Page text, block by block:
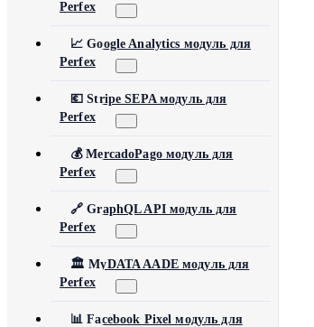
Perfex
📈 Google Analytics модуль для
Perfex
💶 Stripe SEPA модуль для
Perfex
💰 MercadoPago модуль для
Perfex
🔗 GraphQL API модуль для
Perfex
🏛️ MyDATA AADE модуль для
Perfex
📊 Facebook Pixel модуль для